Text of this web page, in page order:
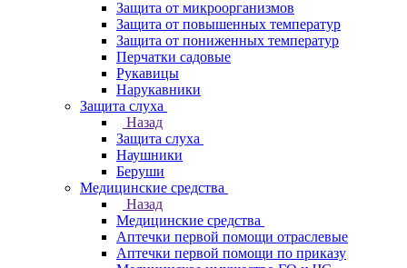
Защита от микроорганизмов
Защита от повышенных температур
Защита от пониженных температур
Перчатки садовые
Рукавицы
Нарукавники
Защита слуха
Назад
Защита слуха
Наушники
Беруши
Медицинские средства
Назад
Медицинские средства
Аптечки первой помощи отраслевые
Аптечки первой помощи по приказу